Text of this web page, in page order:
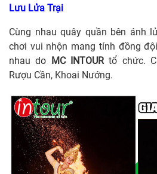
Lưu Lửa Trại
Cùng nhau quây quần bên ánh
chơi vui nhộn mang tính đồng
nhau do MC INTOUR tổ chức.
Rượu Cần, Khoai Nướng.